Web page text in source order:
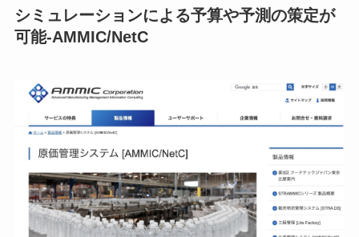
シミュレーションによる予算や予測の策定が
可能-AMMIC/NetC